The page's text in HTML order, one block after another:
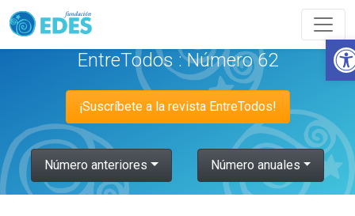
EntreTodos : Número 62
¡Suscríbete a la revista EntreTodos!
Número anteriores Número anuales